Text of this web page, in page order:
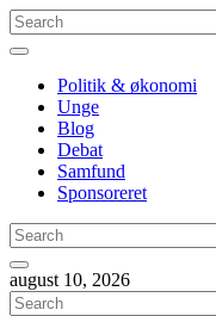
Politik & økonomi
Unge
Blog
Debat
Samfund
Sponsoreret
august 10, 2026